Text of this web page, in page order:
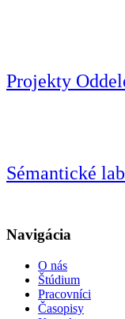
Projekty
Sémantické
Navigácia
O nás
Štúdium
Pracovníci
Časopisy